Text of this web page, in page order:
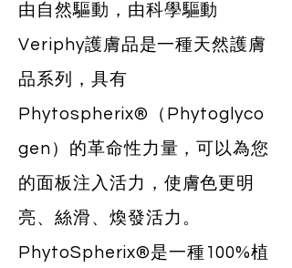
由自然驅動，由科學驅動
Veriphy護膚品是一種天然護膚
品系列，具有
Phytospherix®（Phytoglyco
gen）的革命性力量，可以為您
的面板注入活力，使膚色更明
亮、絲滑、煥發活力。
PhytoSpherix®是一種100%植